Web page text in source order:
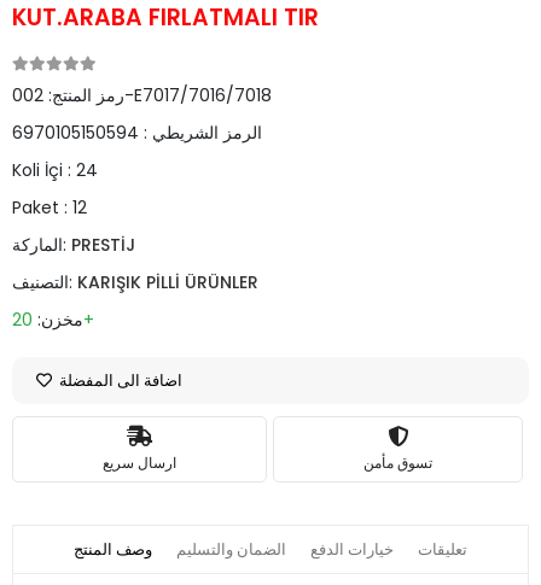
KUT.ARABA FIRLATMALI TIR
رمز المنتج:002-E7017/7016/7018
الرمز الشريطي : 6970105150594
Koli İçi : 24
Paket : 12
الماركة: PRESTİJ
التصنيف: KARIŞIK PİLLİ ÜRÜNLER
مخزن:20+
اضافة الى المفضلة
ارسال سريع تسوق مأمن
وصف المنتج الضمان والتسليم خيارات الدفع تعليقات